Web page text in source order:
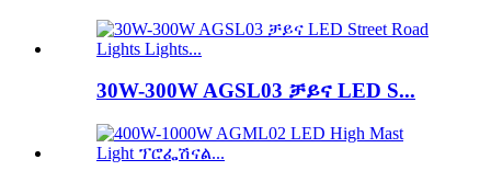
30W-300W AGSL03 ቻይና LED S...